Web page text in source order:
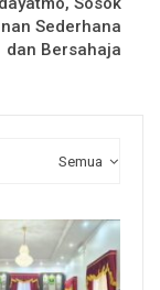
Sederhana
dan Bersahaja
Semua